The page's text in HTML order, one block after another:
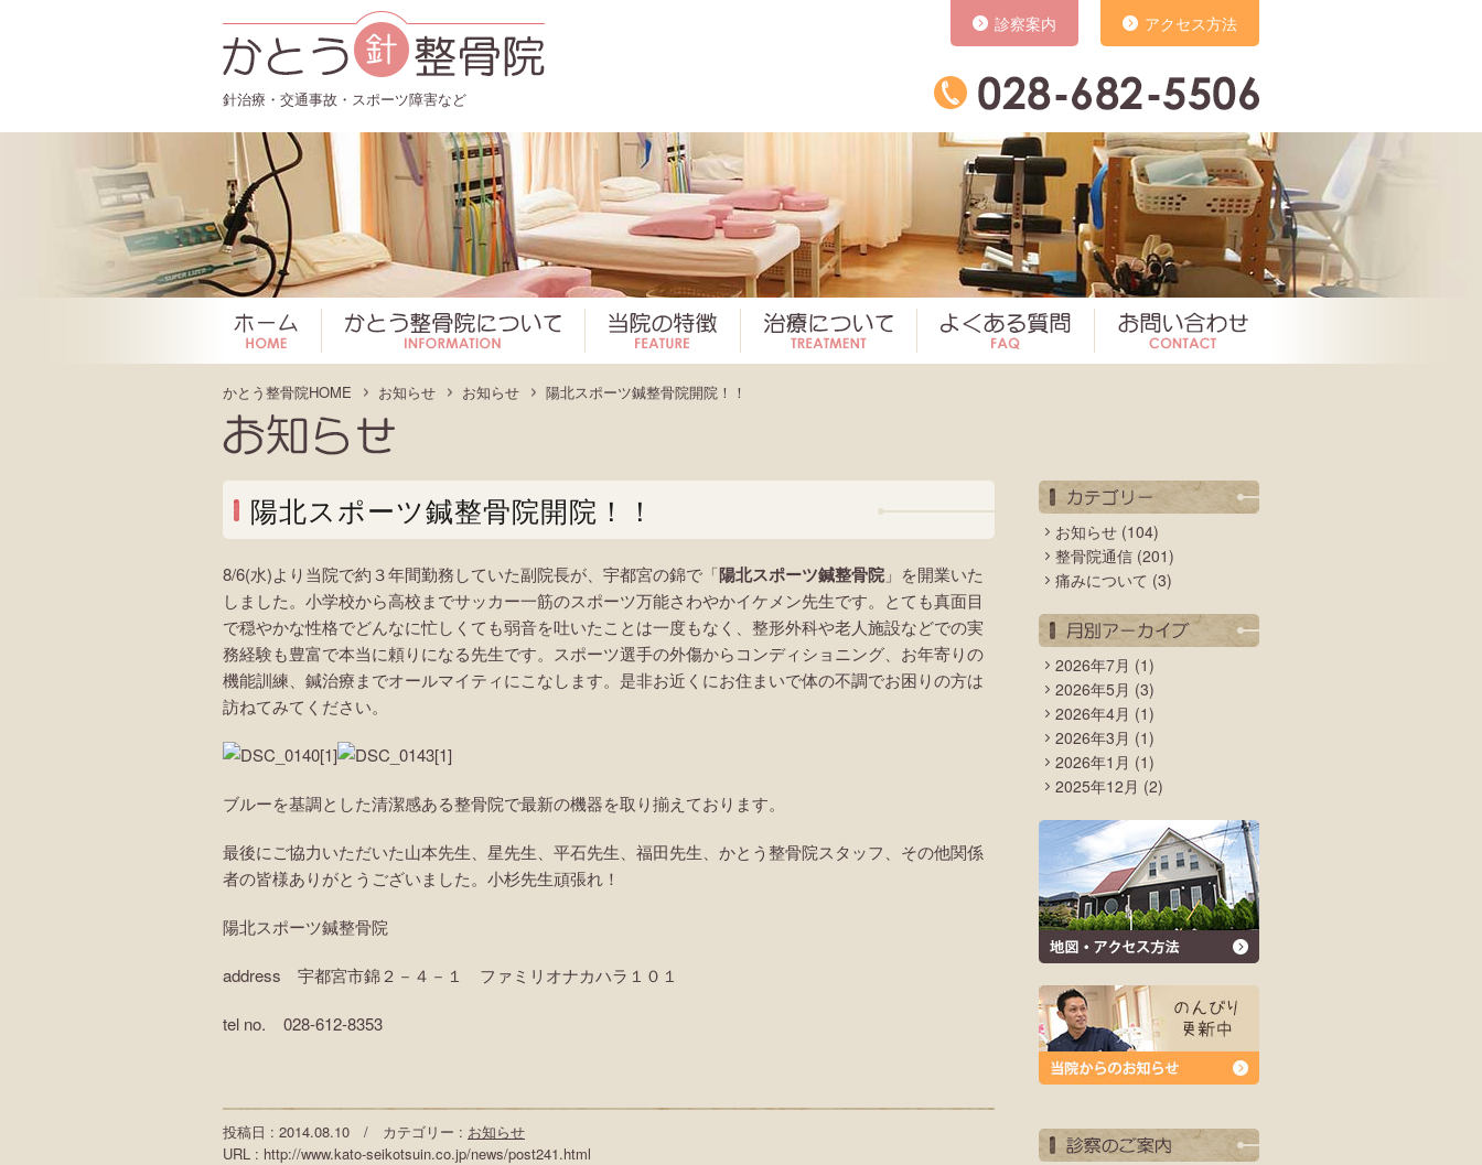
針治療・交通事故・スポーツ障害など
診察案内 アクセス方法
ホーム かとう整骨院について当院の特徴 治療について よくある質問
かとう整骨院HOME お知らせ お知らせ 陽北スポーツ鍼整骨院開院！！
陽北スポーツ鍼整骨院開院！！
8/6(水)より当院で約３年間勤務していた副院長が、宇都宮の錦で「陽北スポーツ鍼整骨院 」を開業いた
しました。小学校から高校までサッカー一筋のスポーツ万能さわやかイケメン先生です。とても真面目
で穏やかな性格でどんなに忙しくても弱音を吐いたことは一度もなく、整形外科や老人施設などでの実
務経験も豊富で本当に頼りになる先生です。スポーツ選手の外傷からコンディショニング、お年寄りの
機能訓練、鍼治療までオールマイティにこなします。是非お近くにお住まいで体の不調でお困りの方は
訪ねてみてください。
ブルーを基調とした清潔感ある整骨院で最新の機器を取り揃えております。
最後にご協力いただいた山本先生、星先生、平石先生、福田先生、かとう整骨院スタッフ、その他関係
者の皆様ありがとうございました。小杉先生頑張れ！
陽北スポーツ鍼整骨院
address 宇都宮市錦２－４－１ ファミリオナカハラ１０１
tel no. 028-612-8353
投稿日 : 2014.08.10 / カテゴリー : お知らせ
URL : http://www.kato-seikotsuin.co.jp/news/post241.html
お知らせ (104)
整骨院通信 (201)
痛みについて (3)
2026年7月 (1)
2026年5月 (3)
2026年4月 (1)
2026年3月 (1)
2026年1月 (1)
2025年12月 (2)